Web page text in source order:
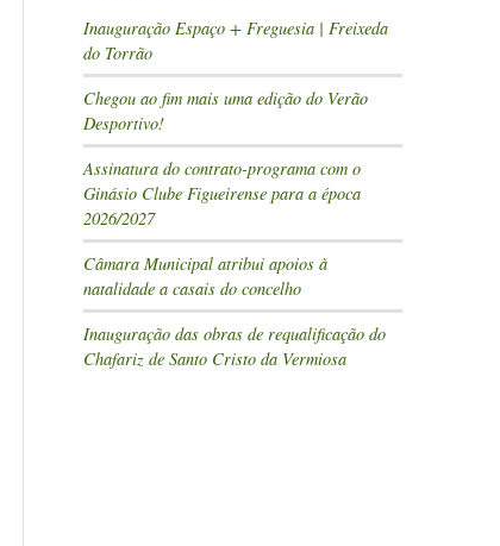
Inauguração Espaço + Freguesia | Freixeda
do Torrão
Chegou ao fim mais uma edição do Verão
Desportivo!
Assinatura do contrato-programa com o
Ginásio Clube Figueirense para a época
2026/2027
Câmara Municipal atribui apoios à
natalidade a casais do concelho
Inauguração das obras de requalificação do
Chafariz de Santo Cristo da Vermiosa